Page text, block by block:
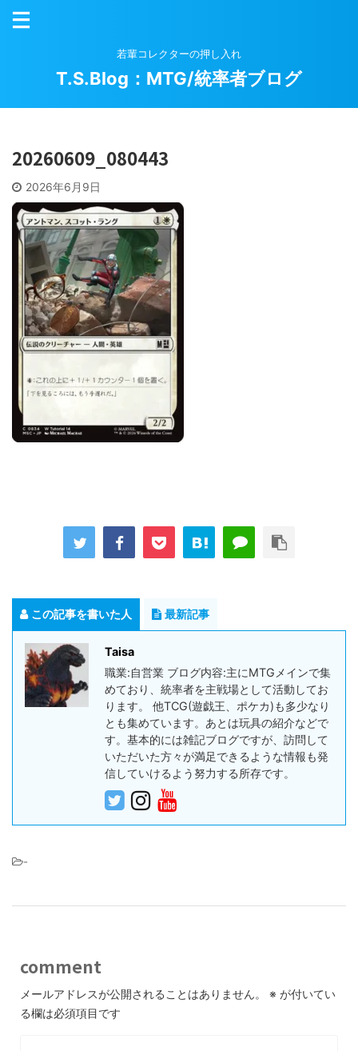
若輩コレクターの押し入れ
T.S.Blog：MTG/統率者ブログ
20260609_080443
2026年6月9日
この記事を書いた人 最新記事
Taisa
職業:自営業 ブログ内容:主にMTGメインで集
めており、統率者を主戦場として活動してお
ります。 他TCG(遊戯王、ポケカ)も多少なり
とも集めています。あとは玩具の紹介などで
す。基本的には雑記ブログですが、訪問して
いただいた方々が満足できるような情報も発
信していけるよう努力する所存です。
-
comment
メールアドレスが公開されることはありません。 ※ が付いてい
る欄は必須項目です